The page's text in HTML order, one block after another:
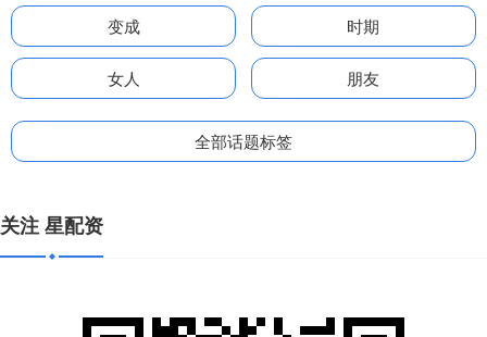
变成 时期
女人 朋友
全部话题标签
关注 星配资